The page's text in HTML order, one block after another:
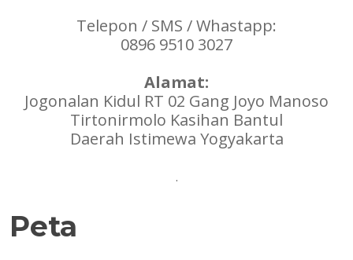
Telepon / SMS / Whastapp:
0896 9510 3027
Alamat:
Jogonalan Kidul RT 02 Gang Joyo Manoso
Tirtonirmolo Kasihan Bantul
Daerah Istimewa Yogyakarta
.
Peta